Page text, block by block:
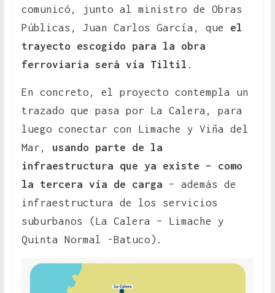
comunicó, junto al ministro de Obras
Públicas, Juan Carlos García, que el
trayecto escogido para la obra
ferroviaria será vía Tiltil .
En concreto, el proyecto contempla un
trazado que pasa por La Calera, para
luego conectar con Limache y Viña del
Mar, usando parte de la
infraestructura que ya existe – como
la tercera vía de carga – además de
infraestructura de los servicios
suburbanos (La Calera – Limache y
Quinta Normal -Batuco).